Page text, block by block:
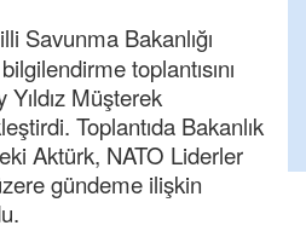
Savunma Bakanlığı
toplantısını
Yıldız Müşterek
Toplantıda Bakanlık
Aktürk, NATO Liderler
gündeme ilişkin